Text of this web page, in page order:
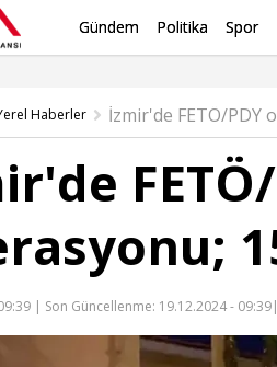
Gündem Politika Spor
Haberler
| Son Güncellenme: 19.12.2024 - 09:39